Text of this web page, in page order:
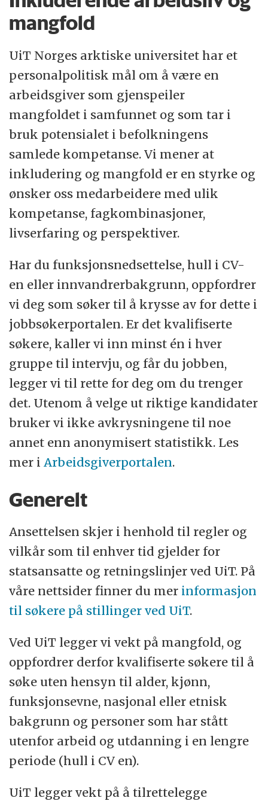
mangfold
UiT Norges arktiske universitet har et
personalpolitisk mål om å være en
arbeidsgiver som gjenspeiler
mangfoldet i samfunnet og som tar i
bruk potensialet i befolkningens
samlede kompetanse. Vi mener at
inkludering og mangfold er en styrke og
ønsker oss medarbeidere med ulik
kompetanse, fagkombinasjoner,
livserfaring og perspektiver.
Har du funksjonsnedsettelse, hull i CV-
en eller innvandrerbakgrunn, oppfordrer
vi deg som søker til å krysse av for dette i
jobbsøkerportalen. Er det kvalifiserte
søkere, kaller vi inn minst én i hver
gruppe til intervju, og får du jobben,
legger vi til rette for deg om du trenger
det. Utenom å velge ut riktige kandidater
bruker vi ikke avkrysningene til noe
annet enn anonymisert statistikk. Les
mer i Arbeidsgiverportalen.
Generelt
Ansettelsen skjer i henhold til regler og
vilkår som til enhver tid gjelder for
statsansatte og retningslinjer ved UiT. På
våre nettsider finner du mer informasjon
til søkere på stillinger ved UiT.
Ved UiT legger vi vekt på mangfold, og
oppfordrer derfor kvalifiserte søkere til å
søke uten hensyn til alder, kjønn,
funksjonsevne, nasjonal eller etnisk
bakgrunn og personer som har stått
utenfor arbeid og utdanning i en lengre
periode (hull i CV en).
UiT legger vekt på å tilrettelegge